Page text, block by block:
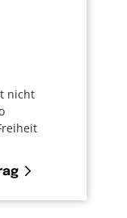
nicht